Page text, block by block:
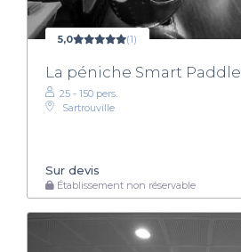
5,0 (1)
La péniche Smart Paddle
25 - 150 pers.
Sartrouville
Sur devis
Établissement non réservable